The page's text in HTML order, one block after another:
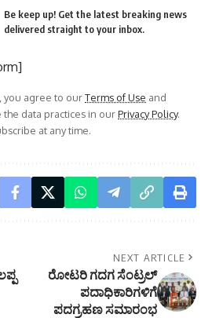
Be keep up! Get the latest breaking news
delivered straight to your inbox.
you agree to ourTerms of Use and
data practices in ourPrivacy Policy.
at any time.
NEXT ARTICLE
ರೋಟರಿ ಗದಗ ಸೆಂಟ್ರಲ್
ಪದಾಧಿಕಾರಿಗಳಿಗೆ
ಪದಗ್ರಹಣ ಸಮಾರಂಭ